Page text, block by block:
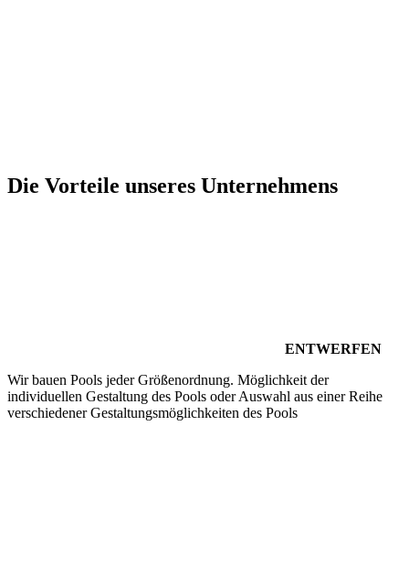
Die Vorteile unseres Unternehmens
ENTWERFEN
Wir bauen Pools jeder Größenordnung. Möglichkeit der
individuellen Gestaltung des Pools oder Auswahl aus einer Reihe
verschiedener Gestaltungsmöglichkeiten des Pools